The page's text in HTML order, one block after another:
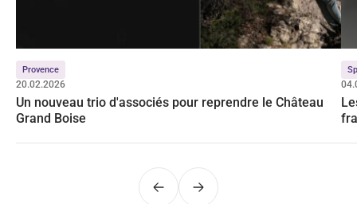
Provence
20.02.2026
Un nouveau trio d'associés pour reprendre le Château
Grand Boise
PrécédentSuivant